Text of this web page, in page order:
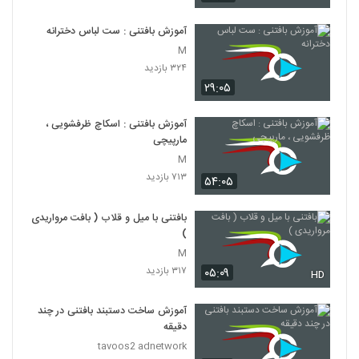
58
۱۰ بازدید
آموزش بافت گره متقاطع یا پیچ یا ضربدی
60
آموزش بافت پیکوت
آموزش بافت پایه کوتاه پیچ خورده
۱۵ بازدید
آموزش بافت پاف غول آسا
63
آموزش بافت پایه معکوس
۲۹:۰۵
آموزش بافتنی : ست لباس دخترانه
M
۳۲۴ بازدید
۵۴:۰۵
آموزش بافتنی : اسکاچ ظرفشویی ،
مارپیچی
M
۷۱۳ بازدید
۰۵:۰۹ HD
بافتنی با میل و قلاب ( بافت مرواریدی
)
M
۳۱۷ بازدید
آموزش ساخت دستبند بافتنی در چند
دقیقه
tavoos2 adnetwork